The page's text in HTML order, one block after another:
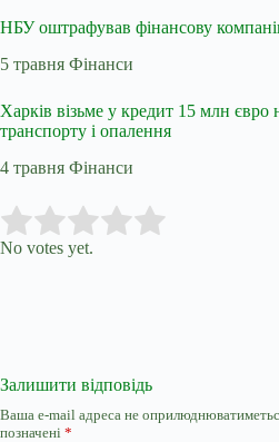
НБУ оштрафував фінансову
5 травня Фінанси
Харків візьме у кредит 15 млн євро
транспорту і опалення
4 травня Фінанси
Rate this item:
No votes yet.
Залишити відповідь
Ваша e-mail адреса не
позначені *